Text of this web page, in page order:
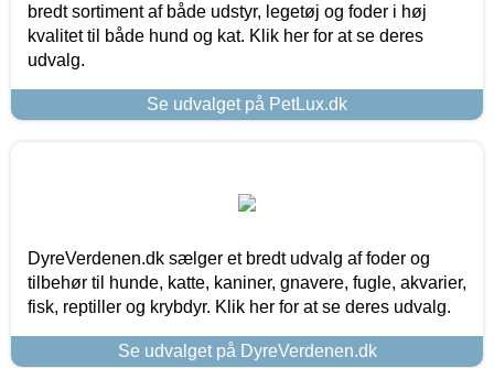
bredt sortiment af både udstyr, legetøj og foder i høj
kvalitet til både hund og kat. Klik her for at se deres
udvalg.
Se udvalget på PetLux.dk
DyreVerdenen.dk sælger et bredt udvalg af foder og
tilbehør til hunde, katte, kaniner, gnavere, fugle, akvarier,
fisk, reptiller og krybdyr. Klik her for at se deres udvalg.
Se udvalget på DyreVerdenen.dk